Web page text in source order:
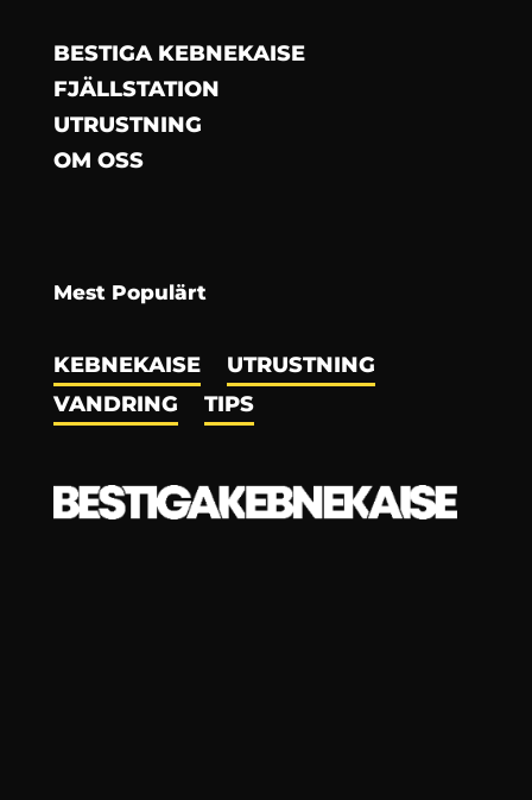
BESTIGA KEBNEKAISE
FJÄLLSTATION
UTRUSTNING
OM OSS
Mest Populärt
KEBNEKAISE
UTRUSTNING
VANDRING
TIPS